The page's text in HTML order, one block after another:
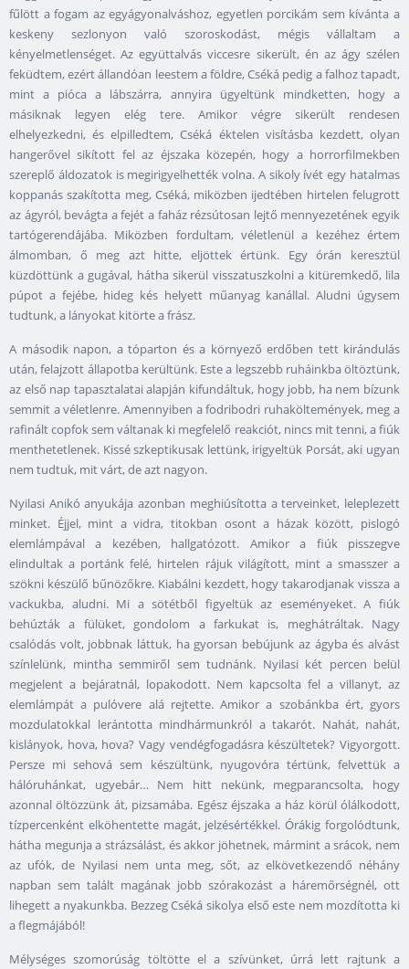
fűlött a fogam az egyágyonalváshoz, egyetlen porcikám sem kívánta a
keskeny sezlonyon való szoroskodást, mégis vállaltam a
kényelmetlenséget. Az együttalvás viccesre sikerült, én az ágy szélen
feküdtem, ezért állandóan leestem a földre, Cséká pedig a falhoz tapadt,
mint a pióca a lábszárra, annyira ügyeltünk mindketten, hogy a
másiknak legyen elég tere. Amikor végre sikerült rendesen
elhelyezkedni, és elpilledtem, Cséká éktelen visításba kezdett, olyan
hangerővel sikított fel az éjszaka közepén, hogy a horrorfilmekben
szereplő áldozatok is megirigyelhették volna. A sikoly ívét egy hatalmas
koppanás szakította meg, Cséká, miközben ijedtében hirtelen felugrott
az ágyról, bevágta a fejét a faház rézsútosan lejtő mennyezetének egyik
tartógerendájába. Miközben fordultam, véletlenül a kezéhez értem
álmomban, ő meg azt hitte, eljöttek értünk. Egy órán keresztül
küzdöttünk a gugával, hátha sikerül visszatuszkolni a kitüremkedő, lila
púpot a fejébe, hideg kés helyett műanyag kanállal. Aludni úgysem
tudtunk, a lányokat kitörte a frász.
A második napon, a tóparton és a környező erdőben tett kirándulás
után, felajzott állapotba kerültünk. Este a legszebb ruháinkba öltöztünk,
az első nap tapasztalatai alapján kifundáltuk, hogy jobb, ha nem bízunk
semmit a véletlenre. Amennyiben a fodribodri ruhaköltemények, meg a
rafinált copfok sem váltanak ki megfelelő reakciót, nincs mit tenni, a fiúk
menthetetlenek. Kissé szkeptikusak lettünk, irigyeltük Porsát, aki ugyan
nem tudtuk, mit várt, de azt nagyon.
Nyilasi Anikó anyukája azonban meghiúsította a terveinket, leleplezett
minket. Éjjel, mint a vidra, titokban osont a házak között, pislogó
elemlámpával a kezében, hallgatózott. Amikor a fiúk pisszegve
elindultak a portánk felé, hirtelen rájuk világított, mint a smasszer a
szökni készülő bűnözőkre. Kiabálni kezdett, hogy takarodjanak vissza a
vackukba, aludni. Mi a sötétből figyeltük az eseményeket. A fiúk
behúzták a fülüket, gondolom a farkukat is, meghátráltak. Nagy
csalódás volt, jobbnak láttuk, ha gyorsan bebújunk az ágyba és alvást
színlelünk, mintha semmiről sem tudnánk. Nyilasi két percen belül
megjelent a bejáratnál, lopakodott. Nem kapcsolta fel a villanyt, az
elemlámpát a pulóvere alá rejtette. Amikor a szobánkba ért, gyors
mozdulatokkal lerántotta mindhármunkról a takarót. Nahát, nahát,
kislányok, hova, hova? Vagy vendégfogadásra készültetek? Vigyorgott.
Persze mi sehová sem készültünk, nyugovóra tértünk, felvettük a
hálóruhánkat, ugyebár… Nem hitt nekünk, megparancsolta, hogy
azonnal öltözzünk át, pizsamába. Egész éjszaka a ház körül ólálkodott,
tízpercenként elköhentette magát, jelzésértékkel. Órákig forgolódtunk,
hátha megunja a strázsálást, és akkor jöhetnek, mármint a srácok, nem
az ufók, de Nyilasi nem unta meg, sőt, az elkövetkezendő néhány
napban sem talált magának jobb szórakozást a háremőrségnél, ott
lihegett a nyakunkba. Bezzeg Cséká sikolya első este nem mozdította ki
a flegmájából!
Mélységes szomorúság töltötte el a szívünket, úrrá lett rajtunk a